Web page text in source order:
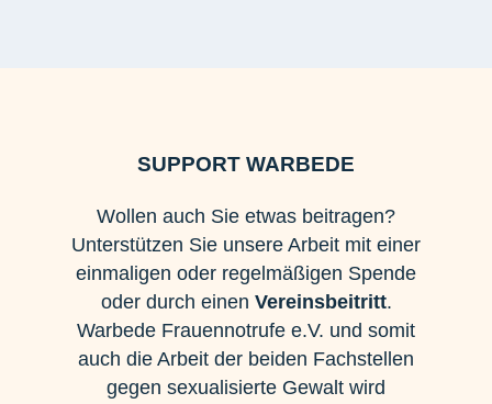
SUPPORT WARBEDE
Wollen auch Sie etwas beitragen?
Unterstützen Sie unsere Arbeit mit einer
einmaligen oder regelmäßigen Spende
oder durch einen Vereinsbeitritt.
Warbede Frauennotrufe e.V. und somit
auch die Arbeit der beiden Fachstellen
gegen sexualisierte Gewalt wird